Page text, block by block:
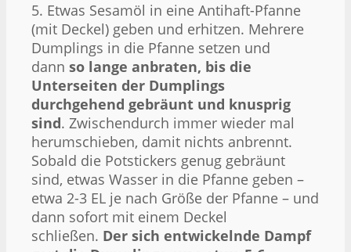
5. Etwas Sesamöl in eine Antihaft-Pfanne
(mit Deckel) geben und erhitzen. Mehrere
Dumplings in die Pfanne setzen und
dann so lange anbraten, bis die
Unterseiten der Dumplings
durchgehend gebräunt und knusprig
sind. Zwischendurch immer wieder mal
herumschieben, damit nichts anbrennt.
Sobald die Potstickers genug gebräunt
sind, etwas Wasser in die Pfanne geben –
etwa 2-3 EL je nach Größe der Pfanne – und
dann sofort mit einem Deckel
schließen. Der sich entwickelnde Dampf